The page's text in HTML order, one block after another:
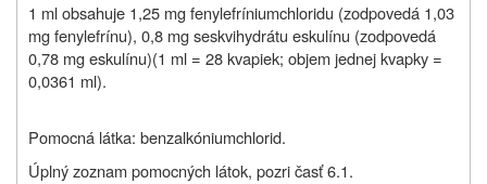
1 ml obsahuje 1,25 mg fenylefríniumchloridu (zodpovedá 1,03
mg fenylefrínu), 0,8 mg seskvihydrátu eskulínu (zodpovedá
0,78 mg eskulínu)(1 ml = 28 kvapiek; objem jednej kvapky =
0,0361 ml).
Pomocná látka: benzalkóniumchlorid.
Úplný zoznam pomocných látok, pozri časť 6.1.